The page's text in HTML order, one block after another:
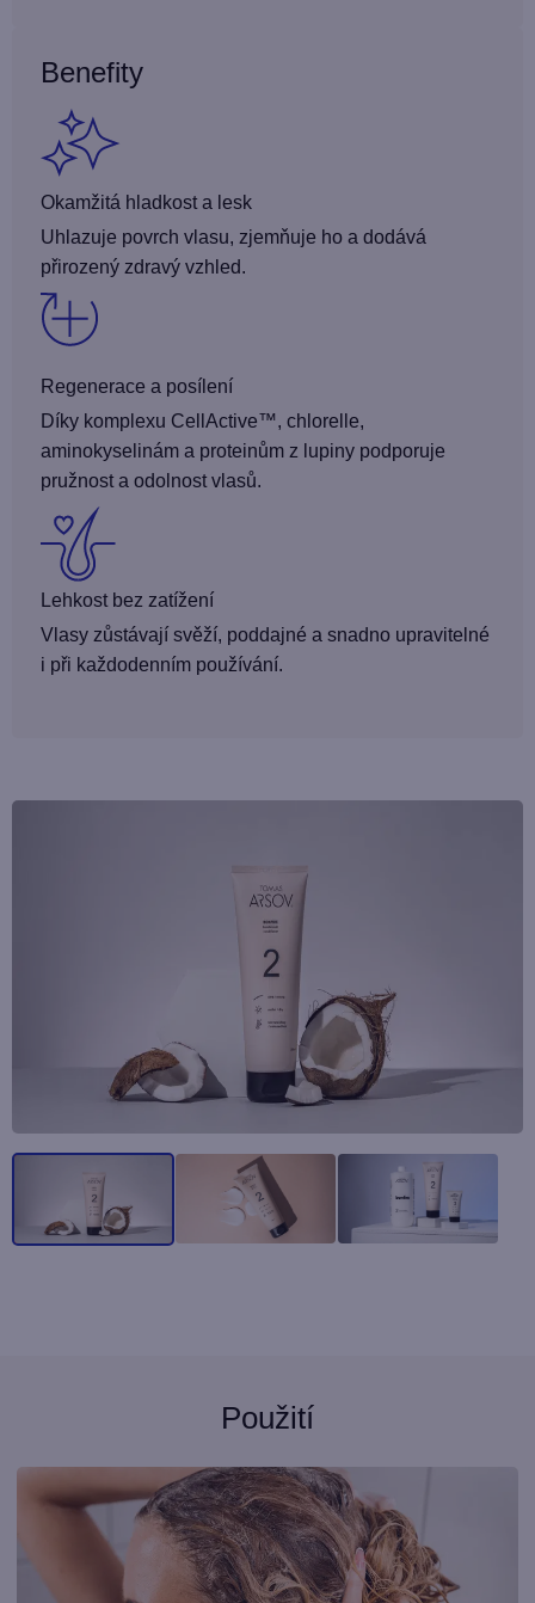
Benefity
Okamžitá hladkost a lesk
Uhlazuje povrch vlasu, zjemňuje ho a dodává
přirozený zdravý vzhled.
Regenerace a posílení
Díky komplexu CellActive™, chlorelle,
aminokyselinám a proteinům z lupiny podporuje
pružnost a odolnost vlasů.
Lehkost bez zatížení
Vlasy zůstávají svěží, poddajné a snadno upravitelné
i při každodenním používání.
Použití